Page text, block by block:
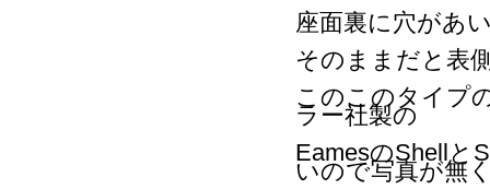
座面裏に穴があ
そのままだと表
このこのタイプ
ラー社製の
EamesのShellと
いので写真が無